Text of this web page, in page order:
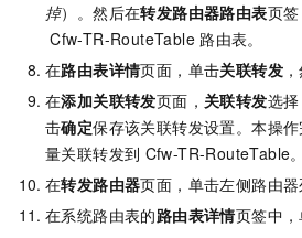
掉）。然后在转发路由器路由表页
Cfw-TR-RouteTable 路由表。
在路由表详情页面，单击关联转发
在添加关联转发页面， 关联转发选择
击确定保存该关联转发设置。本操
量关联转发到 Cfw-TR-RouteTable。
在转发路由器页面，单击左侧路由器
在系统路由表的路由表详情页签中